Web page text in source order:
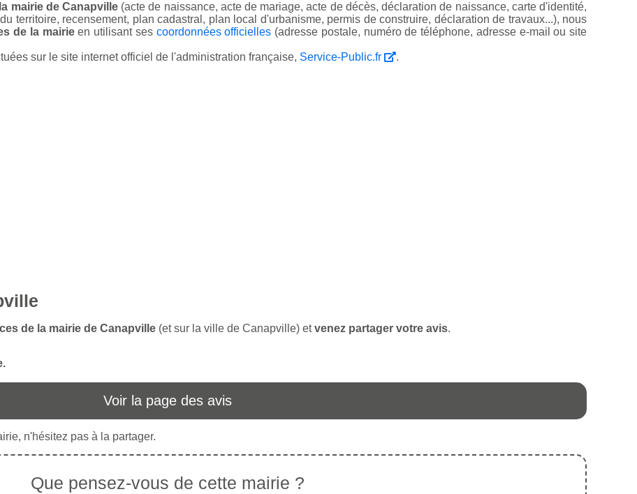
mairie de Canapville(acte de naissance, acte de mariage, acte de décès, déclaration de naissance, carte d'identité,
territoire, recensement, plan cadastral, plan local d'urbanisme, permis de construire, déclaration de travaux...), nous
de la mairieen utilisant ses coordonnées officielles (adresse postale, numéro de téléphone, adresse e-mail ou site
sur le site internet officiel de l'administration française, Service-Public.fr .
de la mairie de Canapville (et sur la ville de Canapville) etvenez partager votre avis.
Voir la page des avis
n'hésitez pas à la partager.
Que pensez-vous de cette mairie ?